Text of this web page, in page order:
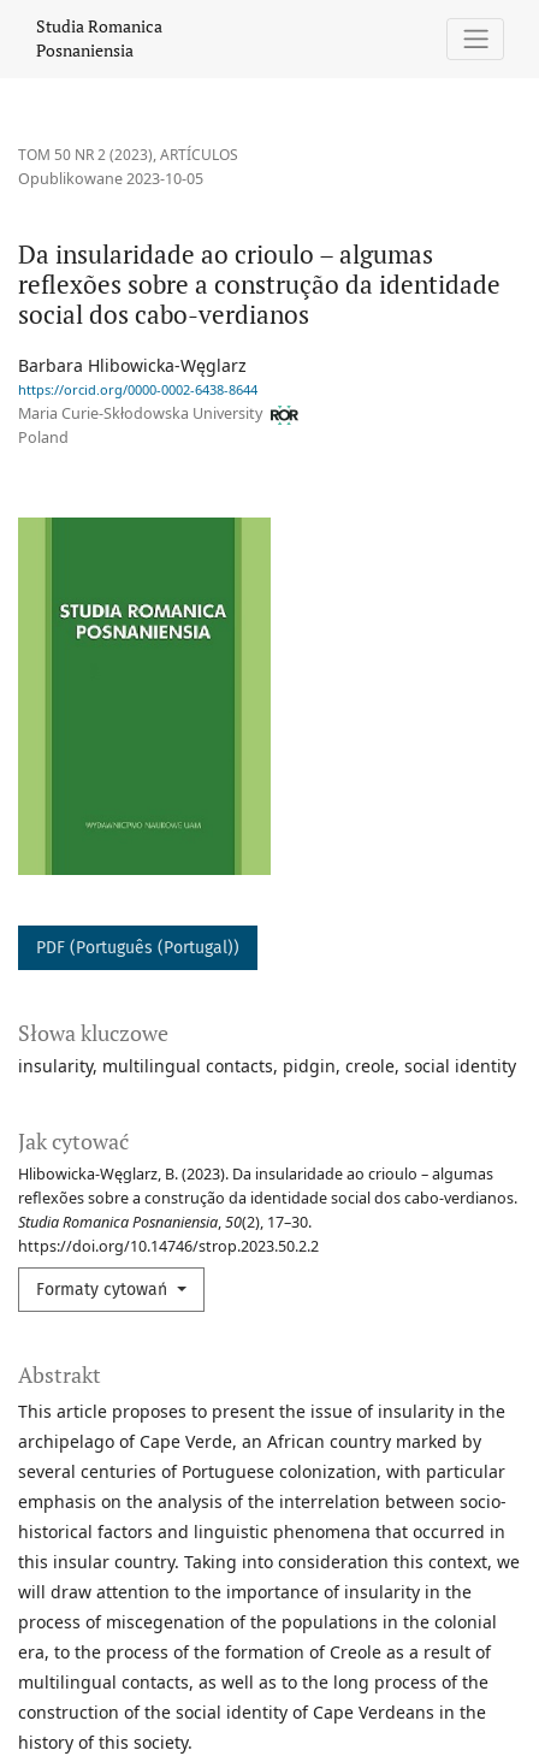
Studia Romanica
Posnaniensia
TOM 50 NR 2 (2023),ARTÍCULOS
Da insularidade ao crioulo – algumas
reflexões sobre a construção da identidade
social dos cabo-verdianos
Opublikowane 2023-10-05
Barbara Hlibowicka-Węglarz
https://orcid.org/0000-0002-6438-8644
Maria Curie-Skłodowska University
Poland
PDF (Português (Portugal))
Słowa kluczowe
insularity multilingual contacts pidgin creole social identity
Jak cytować
Hlibowicka-Węglarz, B. (2023). Da insularidade ao crioulo – algumas
reflexões sobre a construção da identidade social dos cabo-verdianos.
Studia Romanica Posnaniensia,50(2), 17–30.
https://doi.org/10.14746/strop.2023.50.2.2
Formaty cytowań
Abstrakt
This article proposes to present the issue of insularity in the
archipelago of Cape Verde, an African country marked by
several centuries of Portuguese colonization, with particular
emphasis on the analysis of the interrelation between socio-
historical factors and linguistic phenomena that occurred in
this insular country. Taking into consideration this context, we
will draw attention to the importance of insularity in the
process of miscegenation of the populations in the colonial
era, to the process of the formation of Creole as a result of
multilingual contacts, as well as to the long process of the
construction of the social identity of Cape Verdeans in the
history of this society.